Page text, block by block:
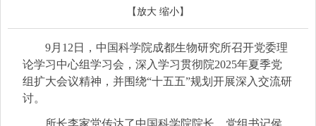
【放大 缩小】
9月12日，中国科学院成都生物研究所召开党委理
论学习中心组学习会，深入学习贯彻院2025年夏季党
组扩大会议精神，并围绕“十五五”规划开展深入交流研
讨。